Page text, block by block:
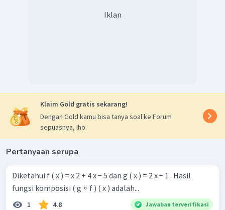
Iklan
Klaim Gold gratis sekarang!
Dengan Gold kamu bisa tanya soal ke Forum
sepuasnya, lho.
Pertanyaan serupa
Diketahui f ( x ) = x 2 + 4 x − 5 dan g ( x ) = 2 x − 1 . Hasil
fungsi komposisi ( g ∘ f ) ( x ) adalah...
1 4.8 Jawaban terverifikasi